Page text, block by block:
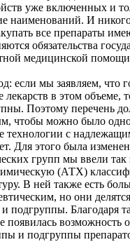
уже включенных и
наименований. И
все препараты
обязательства
медицинской
если мы заявляем, что
лекарств в этом объеме,
Поэтому перечень
чтобы можно было
технологии с
Для этого была
групп мы ввели
(АТХ)
В ней также есть
но они
подгруппы. Благодаря
появилась возможность
и подгруппы